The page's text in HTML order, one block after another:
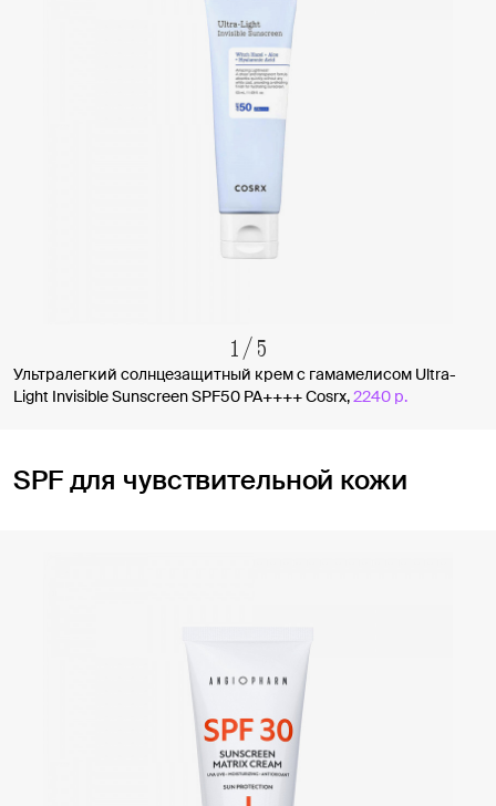
1/5
Ультралегкий солнцезащитный крем с гамамелисом Ultra-
Light Invisible Sunscreen SPF50 PA++++ Cosrx,2240 р.
SPF для чувствительной кожи